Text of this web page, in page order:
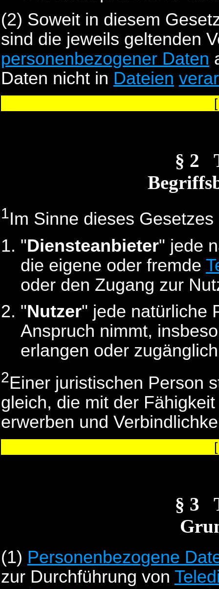
(2) Soweit in diesem
sind die jeweils geltenden
personenbezogener Daten
Daten nicht in Dateien
§ 2
1Im Sinne dieses
"Diensteanbieter" jede
die eigene oder fremde
oder den Zugang zur
"Nutzer" jede natürliche
Anspruch nimmt,
erlangen oder
2Einer juristischen Person
gleich, die mit der
erwerben und
§ 3
(1) Personenbezogene
zur Durchführung von